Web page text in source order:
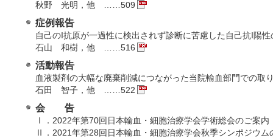
秋野 光明，他 ……509
症例報告
自己のI抗原が一過性に検出されず診断に苦慮した自己抗I陽
石山 和樹，他 ……516
活動報告
血液製剤の大幅な廃棄削減につながった当院輸血部門での取
石田 智子，他 ……522
会 告
Ⅰ．2022年第70回日本輸血・細胞治療学会学術総会のご
Ⅱ．2021年第28回日本輸血・細胞治療学会秋季シンポジ